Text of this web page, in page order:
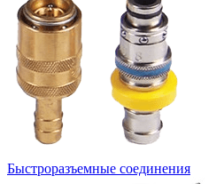
Быстроразъемные соединения